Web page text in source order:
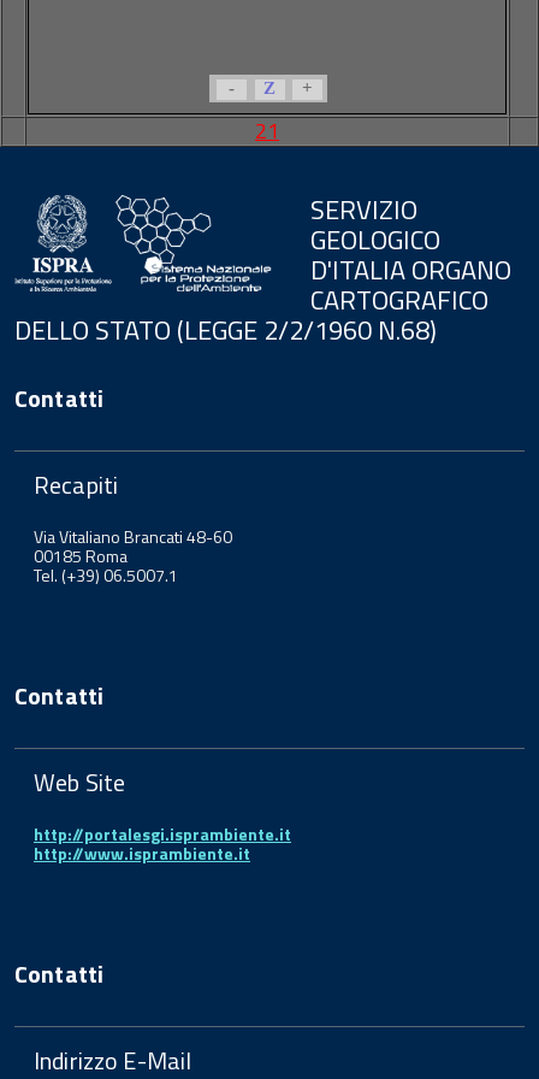
- Z +
21
SERVIZIO
GEOLOGICO
D'ITALIA ORGANO
CARTOGRAFICO
DELLO STATO (LEGGE 2/2/1960 N.68)
Contatti
Recapiti
Via Vitaliano Brancati 48-60
00185 Roma
Tel. (+39) 06.5007.1
Contatti
Web Site
http://portalesgi.isprambiente.it
http://www.isprambiente.it
Contatti
Indirizzo E-Mail